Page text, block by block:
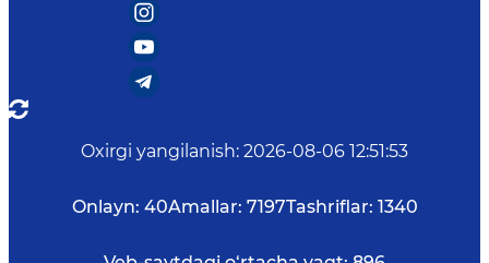
Oxirgi yangilanish: 2026-08-06 12:51:53
Onlayn: 40Amallar: 7197Tashriflar: 1340